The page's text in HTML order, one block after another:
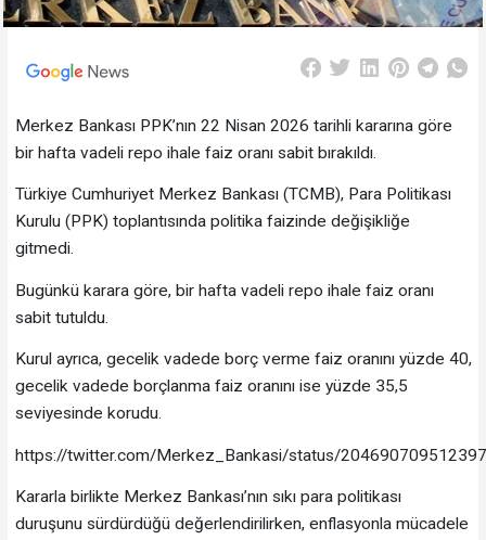
Merkez Bankası PPK’nın 22 Nisan 2026 tarihli kararına göre
bir hafta vadeli repo ihale faiz oranı sabit bırakıldı.
Türkiye Cumhuriyet Merkez Bankası (TCMB), Para Politikası
Kurulu (PPK) toplantısında politika faizinde değişikliğe
gitmedi.
Bugünkü karara göre, bir hafta vadeli repo ihale faiz oranı
sabit tutuldu.
Kurul ayrıca, gecelik vadede borç verme faiz oranını yüzde 40,
gecelik vadede borçlanma faiz oranını ise yüzde 35,5
seviyesinde korudu.
https://twitter.com/Merkez_Bankasi/status/
Kararla birlikte Merkez Bankası’nın sıkı para politikası
duruşunu sürdürdüğü değerlendirilirken, enflasyonla mücadele